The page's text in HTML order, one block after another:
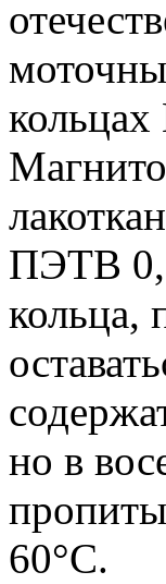
ПЭТВ
кольца,
но в
60°С.